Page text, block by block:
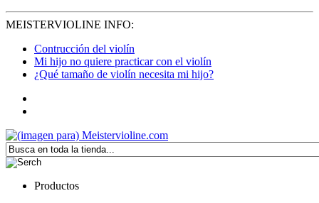
MEISTERVIOLINE INFO:
Contrucción del violín
Mi hijo no quiere practicar con el violín
¿Qué tamaño de violín necesita mi hijo?
Productos